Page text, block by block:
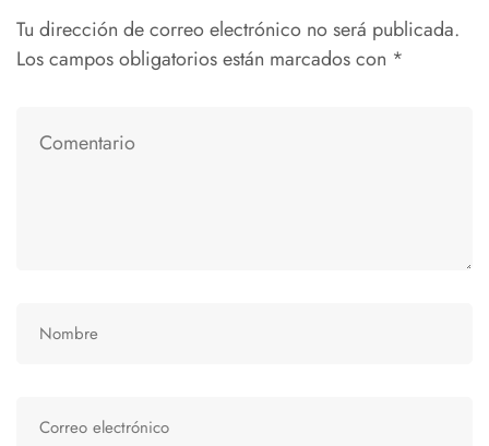
Tu dirección de correo electrónico no será publicada.
Los campos obligatorios están marcados con *